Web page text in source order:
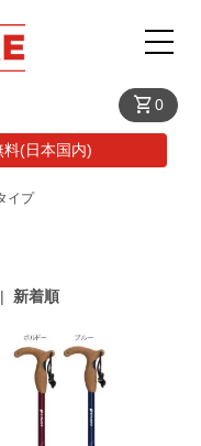
shopping_cart0
(日本国内)
イプ
新着順